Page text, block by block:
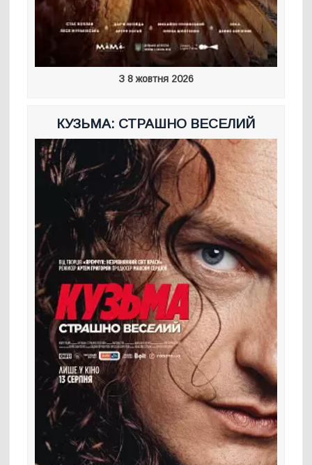
З 8 жовтня 2026
КУЗЬМА: СТРАШНО ВЕСЕЛИЙ